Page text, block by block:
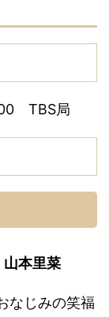
00 TBS局
本里菜
なじみの笑福